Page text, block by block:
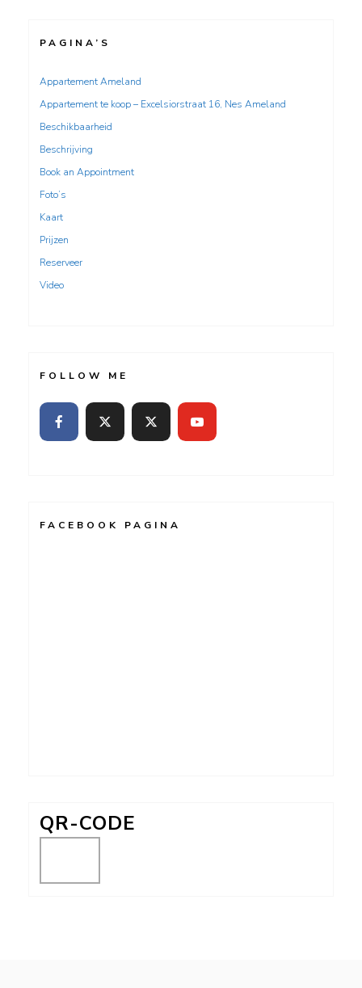
PAGINA’S
Appartement Ameland
Appartement te koop – Excelsiorstraat 16, Nes Ameland
Beschikbaarheid
Beschrijving
Book an Appointment
Foto’s
Kaart
Prijzen
Reserveer
Video
FOLLOW ME
FACEBOOK PAGINA
QR-CODE